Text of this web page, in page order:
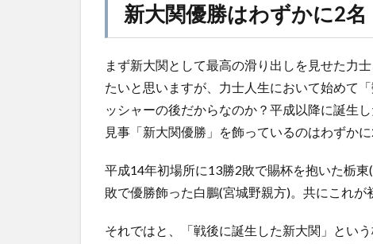
新大関優勝はわずかに2名
まず新大関として最高の滑り出しを見せた力
たいと思いますが、力士人生において始めて
ッシャーの後だからなのか？平成以降に誕生
見事「新大関優勝」を飾っているのはわずかに
平成14年初場所に13勝2敗で賜杯を抱いた栃
敗で優勝飾った白鵬(宮城野親方)。共にこれが
それではと、「戦後に誕生した新大関」とい